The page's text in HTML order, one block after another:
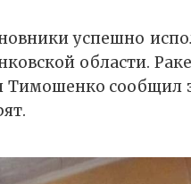
успешно
области.
Тимошенко сообщил